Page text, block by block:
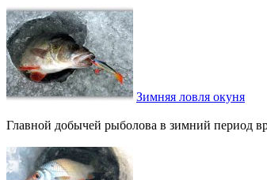
Зимняя ловля окуня
Главной добычей рыболова в зимний период